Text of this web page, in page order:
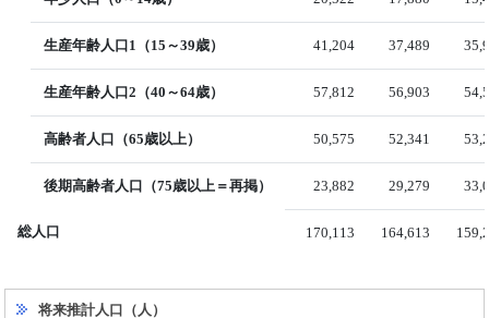
生産年齢人口1（15～39歳） 41,204 37,489
生産年齢人口2（40～64歳） 57,812 56,903
高齢者人口（65歳以上） 50,575 52,341
後期高齢者人口（75歳以上＝再掲） 23,882 29,279
総人口 170,113 164,613
将来推計人口（人）